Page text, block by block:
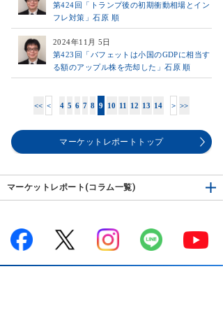
第424回「トランプ後の初期衝動相場とイン
フレ対策」石原 順
2024年11月 5日
第423回「バフェットは小国のGDPに相当す
る額のアップル株を売却した」石原 順
<< < 4 5 6 7 8 9 10 11 12 13 14 > >>
マーケットレポートトップ
マーケットレポート(コラム一覧)